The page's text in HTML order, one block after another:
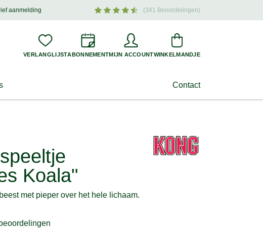
(341 Beoordelingen)
aanmelding
nieuwtjes, hoogtepunten en aantrekkelijke aanbiedingen voor uw hond –
VERLANGLIJSTABONNEMENTMIJN ACCOUNTWINKELMANDJE
Contact
Koala"
met pieper over het hele lichaam.